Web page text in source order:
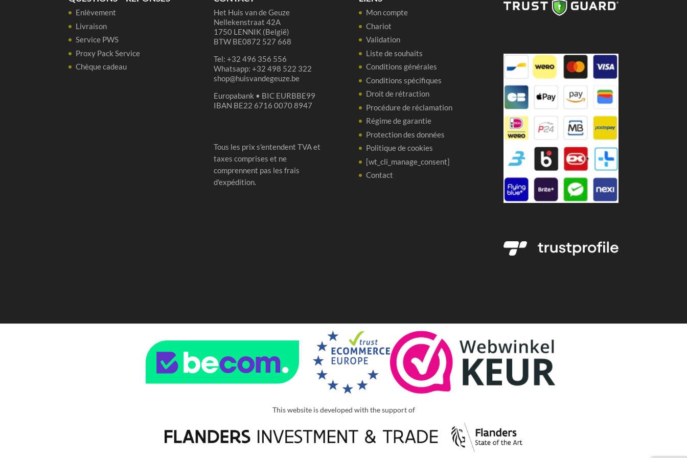
Enlèvement
Livraison
Service PWS
Proxy Pack Service
Chèque cadeau
Het Huis van de Geuze
Nellekenstraat 42A
1750 LENNIK (België)
BTW BE0872 527 668
Tel: +32 496 356 556
Whatsapp: +32 498 522 322
shop@huisvandegeuze.be
Europabank • BIC EURBBE99
IBAN BE22 6716 0070 8947
Tous les prix s'entendent TVA et
taxes comprises et ne
comprennent pas les frais
d'expédition.
Mon compte
Chariot
Validation
Liste de souhaits
Conditions générales
Conditions spécifiques
Droit de rétraction
Procédure de réclamation
Régime de garantie
Protection des données
Politique de cookies
[wt_cli_manage_consent]
Contact
This website is developed with the support of